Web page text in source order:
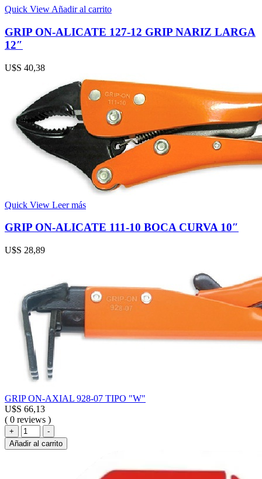
Quick View Añadir al carrito
GRIP ON-ALICATE 127-12 GRIP NARIZ LARGA
12″
U$S 40,38
Quick View Leer más
GRIP ON-ALICATE 111-10 BOCA CURVA 10″
U$S 28,89
GRIP ON-AXIAL 928-07 TIPO "W"
U$S 66,13
( 0 reviews )
+
GRIP
ON-
AXIAL
-
Añadir al carrito